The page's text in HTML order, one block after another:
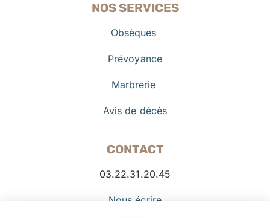
NOS SERVICES
Obsèques
Prévoyance
Marbrerie
Avis de décès
CONTACT
03.22.31.20.45
Nous écrire